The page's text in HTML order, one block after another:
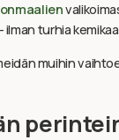
ilman turhia
muihin